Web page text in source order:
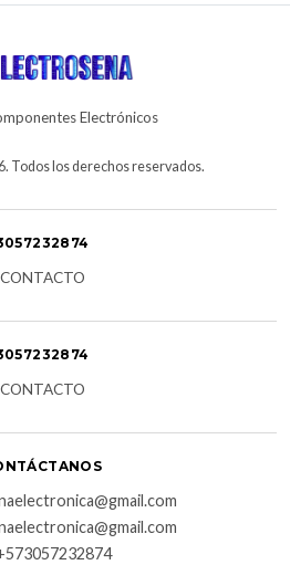
Electrónicos
Todos los derechos reservados.
CONTACTO
CONTACTO